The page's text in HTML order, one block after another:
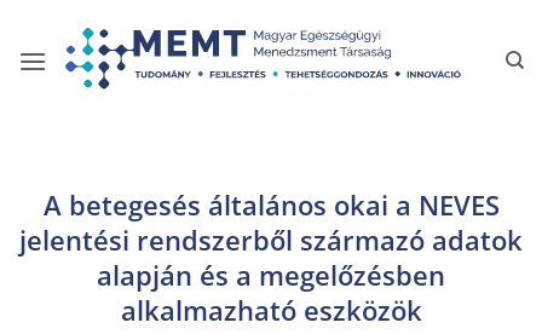
content
A betegesés általános okai a NEVES
jelentési rendszerből származó adatok
alapján és a megelőzésben
alkalmazható eszközök